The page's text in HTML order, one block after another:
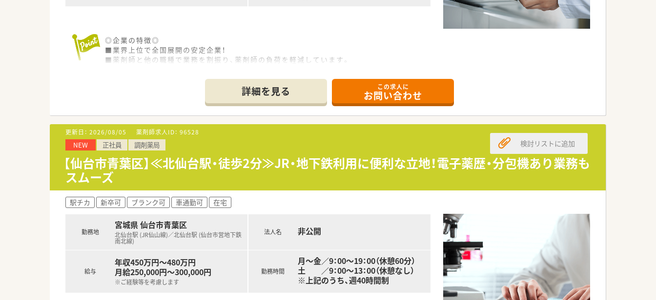
◎企業の特徴◎
■業界上位で全国展開の安定企業！
■薬剤師と他の職種で業務を割振り、薬剤師の負荷を軽減しています。
■経験不問の求人！未経験・異業種からチャレンジしたい方にも。
未経験者の採用実績も多数あり、今後も積極採用します。
■月に1回の集合教育で学んだ知識を、現場教育で実践しながら知識化するため初めての方も安心です！
■正社員（転勤の可否によりエリア限定社員もあり）・パート・契約社員等、ご就業形態もご自身のライフスタイルに合わせて選んでいた
だけます♪
■くるみんマークも取得しており、子育てをサポートしている企業のため女性の方も働きやすい社風です。
■育休休業を3歳まで延長できる制度、時短勤務は子供が中学1年生になるまで、復職フォロー制度など育児支援が充実しています。
■医薬品・化粧品・日用雑貨などを社員価格で購入できる「社員購買割引制度」や「奨学金返済サポート制度」、「定期 健康診断・人間ドッ
グ・がん検診補助制度」など各種福利制度も充実。
詳細を見る この求人に
お問い合わせ
更新日： 2026/08/05 薬剤師求人ID： 96528
NEW 正社員 調剤薬局
【仙台市青葉区】≪北仙台駅・徒歩2分≫JR・地下鉄利用に便利な立地！電子薬歴・分包機あり業務も
スムーズ
検討リストに追加
駅チカ 新卒可 ブランク可 車通勤可 在宅
勤務地
宮城県 仙台市青葉区
北仙台駅 (JR仙山線)／北仙台駅 (仙台市営地下鉄
南北線)
給与
年収450万円～480万円
月給250,000円～300,000円
※ご経験等を考慮します
法人名 非公開
勤務時間
月～金／9：00～19：00（休憩60分）
土 ／9：00～13：00（休憩なし）
※上記のうち、週40時間制